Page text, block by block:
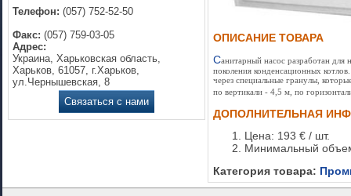
Телефон: (057) 752-52-50
Факс: (057) 759-03-05
Адрес:
Украина, Харьковская область,
Харьков, 61057, г.Харьков,
ул.Чернышевская, 8
Связаться с нами
ОПИСАНИЕ ТОВАРА
Cанитарный насос разработан для
поколения конденсационных
через специальные гранулы,
по вертикали - 4,5 м, по
ДОПОЛНИТЕЛЬНАЯ
Цена: 193 € / шт.
Минимальный
Категория товара: